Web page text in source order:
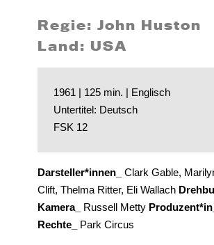
Regie: John Huston
Land: USA
1961 | 125 min. | Englisch
Untertitel: Deutsch
FSK 12
Darsteller*innen_
Clark Gable,
Clift, Thelma Ritter, Eli Wallach
Kamera_
Russell Metty Produzent*in_
Rechte_
Park Circus